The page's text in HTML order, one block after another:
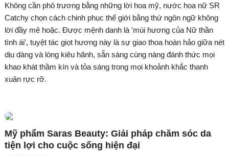
Không cần phô trương bằng những lời hoa mỹ, nước hoa nữ SR
Catchy chọn cách chinh phục thế giới bằng thứ ngôn ngữ không
lời đầy mê hoặc. Được mệnh danh là 'mùi hương của Nữ thần
tình ái', tuyệt tác giọt hương này là sự giao thoa hoàn hảo giữa nét
dịu dàng và lòng kiêu hãnh, sẵn sàng cùng nàng đánh thức mọi
khao khát thầm kín và tỏa sáng trong mọi khoảnh khắc thanh
xuân rực rỡ.
Mỹ phẩm Saras Beauty: Giải pháp chăm sóc da
tiện lợi cho cuộc sống hiện đại